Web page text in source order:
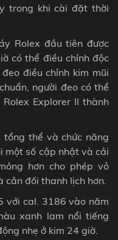
trong khi cài đặt thời
Rolex đầu tiên được
có thể điều chỉnh độc
điều chỉnh kim mũi
người đeo có thể
Rolex Explorer II thành
thể và chức năng
một số cập nhật và cải
hơn cho phép vỏ
cân đối thanh lịch hơn.
với cal. 3186 vào năm
xanh lam nổi tiếng
nhẹ ở kim 24 giờ.